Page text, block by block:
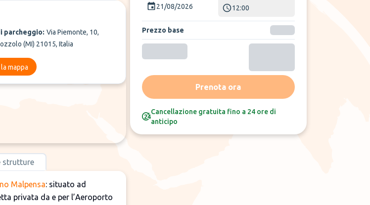
parcheggio: Via Piemonte, 10,
(MI) 21015, Italia
mappa
strutture
Malpensa: situato ad
privata da e per l’Aeroporto
21/08/2026
12:00
Prezzo base
Prenota ora
Cancellazione gratuita fino a 24 ore di
anticipo